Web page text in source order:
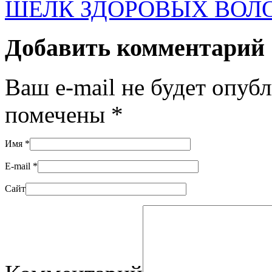
ШЕЛК ЗДОРОВЫХ
Добавить комментарий
Ваш e-mail не будет
помечены *
Имя *
E-mail *
Сайт